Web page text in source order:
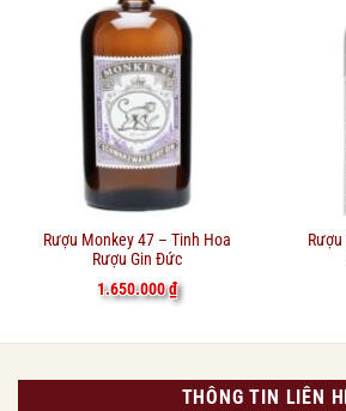
Rượu Monkey 47 – Tinh Hoa
Rượu Gin Đức
1.650.000₫
THÔNG TIN LIÊN